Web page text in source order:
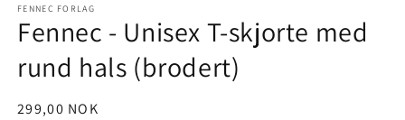
FENNEC FORLAG
Fennec - Unisex T-skjorte med
rund hals (brodert)
Vanlig
299,00 NOK